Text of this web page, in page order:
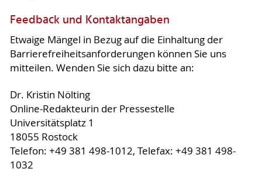
Feedback und Kontaktangaben
Etwaige Mängel in Bezug auf die Einhaltung der
Barrierefreiheitsanforderungen können Sie uns
mitteilen. Wenden Sie sich dazu bitte an:
Dr. Kristin Nölting
Online-Redakteurin der Pressestelle
Universitätsplatz 1
18055 Rostock
Telefon: +49 381 498-1012, Telefax: +49 381 498-
1032